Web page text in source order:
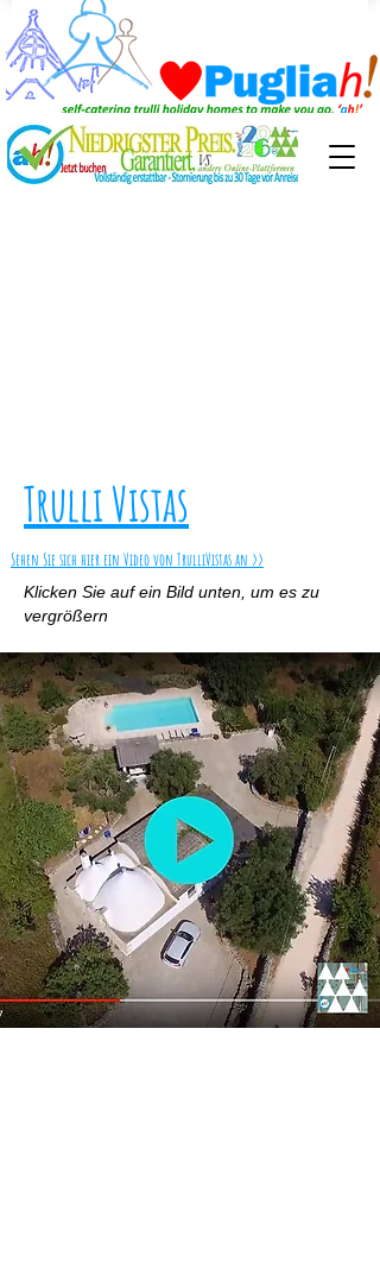
Trulli Vistas
Sehen Sie sich hier ein Video von TrulliVistas an >>
Klicken Sie auf ein Bild unten, um es zu
vergrößern
>